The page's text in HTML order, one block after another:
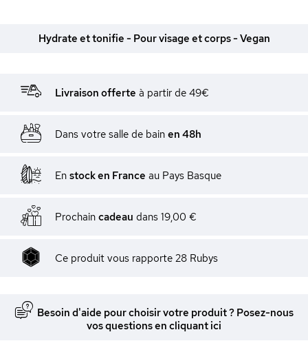
Hydrate et tonifie - Pour visage et corps - Vegan
Livraison offerte à partir de 49€
Dans votre salle de bain en 48h
En stock en France au Pays Basque
Prochain cadeau dans 19,00 €
Ce produit vous rapporte 28 Rubys
Besoin d'aide pour choisir votre produit ? Posez-nous
vos questions en cliquant ici